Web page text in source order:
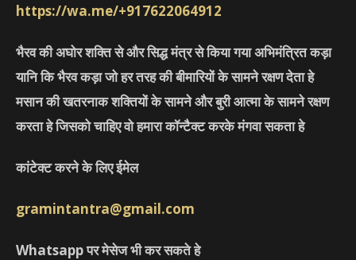
https://wa.me/+917622064912
भैरव की अघोर शक्ति से और सिद्ध मंत्र से किया गया अभिमंत्रित कड़ा
यानि कि भैरव कड़ा जो हर तरह की बीमारियों के सामने रक्षण देता हे
मसान की खतरनाक शक्तियों के सामने और बुरी आत्मा के सामने रक्षण
करता हे जिसको चाहिए वो हमारा कॉन्टैक्ट करके मंगवा सकता हे
कांटेक्ट करने के लिए ईमेल
gramintantra@gmail.com
Whatsapp पर मेसेज भी कर सकते हे